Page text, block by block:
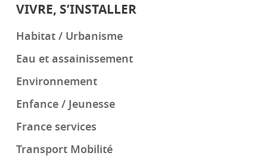
VIVRE, S’INSTALLER
Habitat / Urbanisme
Eau et assainissement
Environnement
Enfance / Jeunesse
France services
Transport Mobilité